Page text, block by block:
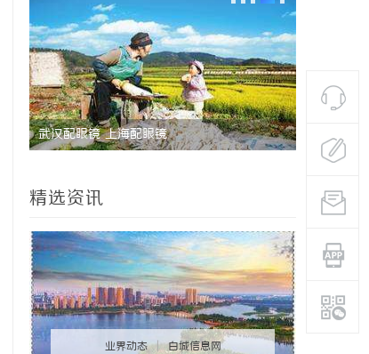
武汉配眼镜 上海配眼镜
精选资讯
业界动态 | 白城信息网